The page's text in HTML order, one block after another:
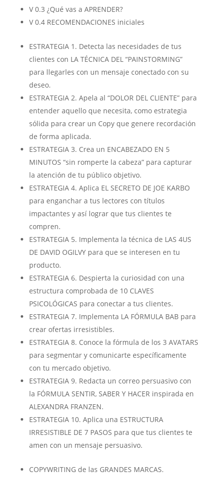
V 0.3 ¿Qué vas a APRENDER?
V 0.4 RECOMENDACIONES iniciales
ESTRATEGIA 1. Detecta las necesidades de tus
clientes con LA TÉCNICA DEL “PAINSTORMING”
para llegarles con un mensaje conectado con su
deseo.
ESTRATEGIA 2. Apela al “DOLOR DEL CLIENTE” para
entender aquello que necesita, como estrategia
sólida para crear un Copy que genere recordación
de forma aplicada.
ESTRATEGIA 3. Crea un ENCABEZADO EN 5
MINUTOS “sin romperte la cabeza” para capturar
la atención de tu público objetivo.
ESTRATEGIA 4. Aplica EL SECRETO DE JOE KARBO
para enganchar a tus lectores con títulos
impactantes y así lograr que tus clientes te
compren.
ESTRATEGIA 5. Implementa la técnica de LAS 4US
DE DAVID OGILVY para que se interesen en tu
producto.
ESTRATEGIA 6. Despierta la curiosidad con una
estructura comprobada de 10 CLAVES
PSICOLÓGICAS para conectar a tus clientes.
ESTRATEGIA 7. Implementa LA FÓRMULA BAB para
crear ofertas irresistibles.
ESTRATEGIA 8. Conoce la fórmula de los 3 AVATARS
para segmentar y comunicarte específicamente
con tu mercado objetivo.
ESTRATEGIA 9. Redacta un correo persuasivo con
la FÓRMULA SENTIR, SABER Y HACER inspirada en
ALEXANDRA FRANZEN.
ESTRATEGIA 10. Aplica una ESTRUCTURA
IRRESISTIBLE DE 7 PASOS para que tus clientes te
amen con un mensaje persuasivo.
COPYWRITING de las GRANDES MARCAS.